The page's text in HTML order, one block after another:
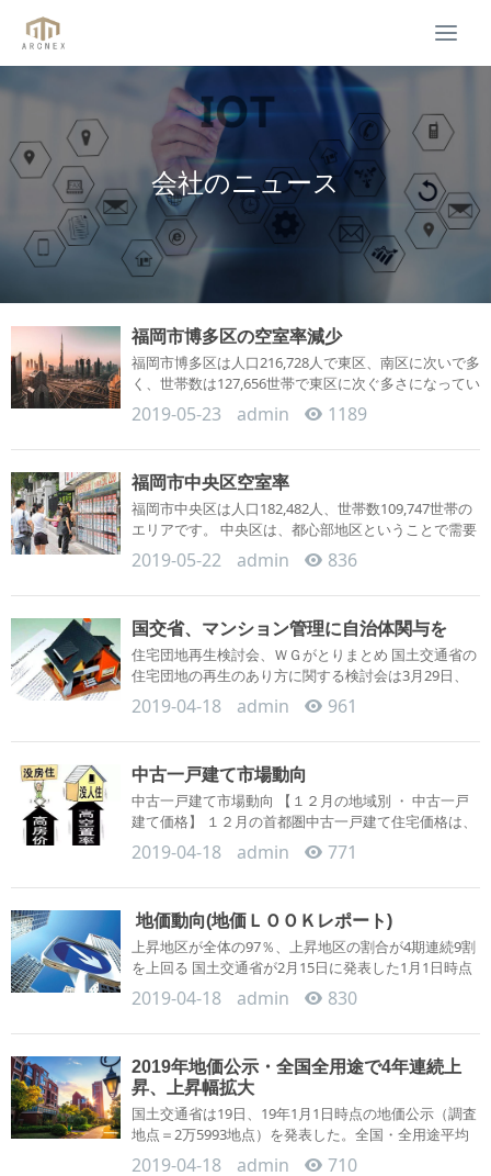
会社のニュース
福岡市博多区の空室率減少
福岡市博多区は人口216,728人で東区、南区に次いで多
く、世帯数は127,656世帯で東区に次ぐ多さになってい
ます。 博多区では...
2019-05-23 admin 1189
福岡市中央区空室率
福岡市中央区は人口182,482人、世帯数109,747世帯の
エリアです。 中央区は、都心部地区ということで需要
は高く、特に地下鉄...
2019-05-22 admin 836
国交省、マンション管理に自治体関与を
住宅団地再生検討会、ＷＧがとりまとめ 国土交通省の
住宅団地の再生のあり方に関する検討会は3月29日、
第6回会合を開き...
2019-04-18 admin 961
中古一戸建て市場動向
中古一戸建て市場動向 【１２月の地域別 ・ 中古一戸
建て価格】 １２月の首都圏中古一戸建て住宅価格は、
前月比＋０．...
2019-04-18 admin 771
地価動向(地価ＬＯＯＫレポート)
上昇地区が全体の97％、上昇地区の割合が4期連続9割
を上回る 国土交通省が2月15日に発表した1月1日時点
の地価動向報告（...
2019-04-18 admin 830
2019年地価公示・全国全用途で4年連続上
昇、上昇幅拡大
国土交通省は19日、19年1月1日時点の地価公示（調査
地点＝2万5993地点）を発表した。全国・全用途平均
は＋1.2％で4年連続の...
2019-04-18 admin 710